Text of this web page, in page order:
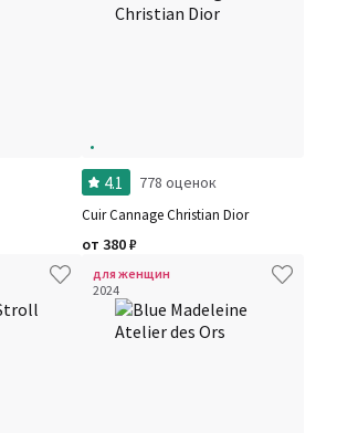
4.1 778 оценок
Cuir Cannage Christian Dior
от 380₽
для женщин
2024